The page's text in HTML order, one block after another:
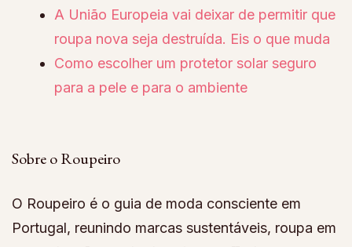
A União Europeia vai deixar de permitir que
roupa nova seja destruída. Eis o que muda
Como escolher um protetor solar seguro
para a pele e para o ambiente
Sobre o Roupeiro
O Roupeiro é o guia de moda consciente em
Portugal, reunindo marcas sustentáveis, roupa em